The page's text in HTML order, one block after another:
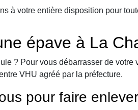
à votre entière disposition pour
épave à La
? Pour vous débarrasser de
VHU agréé par la préfecture.
pour faire